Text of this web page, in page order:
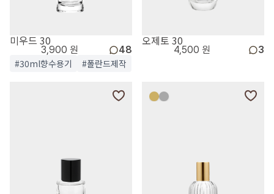
미우드 30
3,900 원 48
#30ml향수용기 #폴란드제작
오제토 30
4,500 원 3